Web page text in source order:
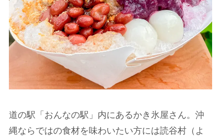
道の駅「おんなの駅」内にあるかき氷屋さん。沖
縄ならではの食材を味わいたい方には読谷村（よ